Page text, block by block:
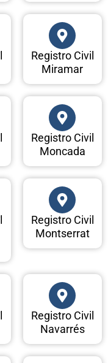
Registro Civil
Miramar
Registro Civil
Moncada
Registro Civil
Montserrat
Registro Civil
Navarrés